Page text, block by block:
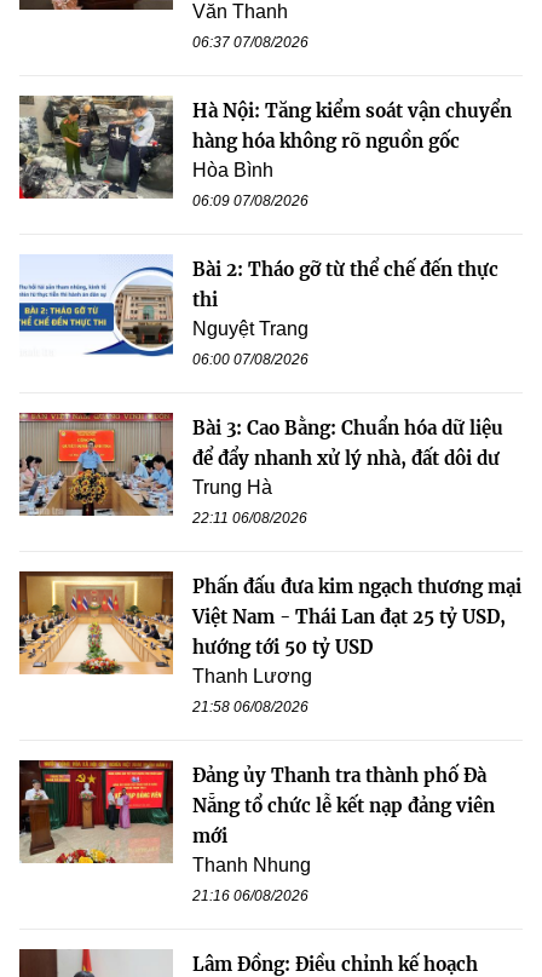
Văn Thanh
06:37 07/08/2026
Hà Nội: Tăng kiểm soát vận chuyển
hàng hóa không rõ nguồn gốc
Hòa Bình
06:09 07/08/2026
Bài 2: Tháo gỡ từ thể chế đến thực
thi
Nguyệt Trang
06:00 07/08/2026
Bài 3: Cao Bằng: Chuẩn hóa dữ liệu
để đẩy nhanh xử lý nhà, đất dôi dư
Trung Hà
22:11 06/08/2026
Phấn đấu đưa kim ngạch thương mại
Việt Nam - Thái Lan đạt 25 tỷ USD,
hướng tới 50 tỷ USD
Thanh Lương
21:58 06/08/2026
Đảng ủy Thanh tra thành phố Đà
Nẵng tổ chức lễ kết nạp đảng viên
mới
Thanh Nhung
21:16 06/08/2026
Lâm Đồng: Điều chỉnh kế hoạch